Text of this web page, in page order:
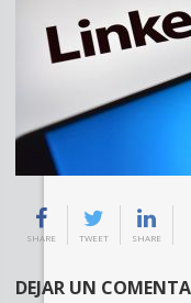
SHARE TWEET SHARE
DEJAR UN